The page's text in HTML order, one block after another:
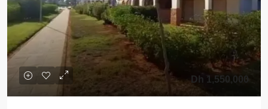
1,550,000 Dh